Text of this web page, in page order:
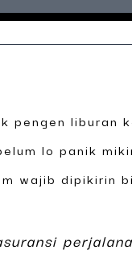
pengen liburan
lo panik
wajib dipikirin